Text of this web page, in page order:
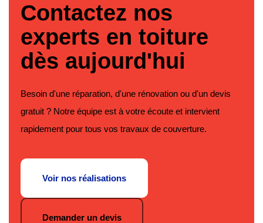
Contactez nos
experts en toiture
dès aujourd'hui
Besoin d'une réparation, d'une rénovation ou d'un devis
gratuit ? Notre équipe est à votre écoute et intervient
rapidement pour tous vos travaux de couverture.
Voir nos réalisations
Demander un devis